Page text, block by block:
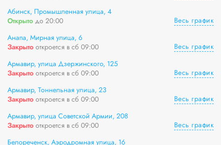
Абинск, Промышленная улица, 4
Открыто до 20:00
Весь график
Анапа, Мирная улица, 6
Закрыто откроется в сб 09:00
Весь график
Армавир, улица Дзержинского, 125
Закрыто откроется в сб 09:00
Весь график
Армавир, Тоннельная улица, 23
Закрыто откроется в сб 09:00
Весь график
Армавир, улица Советской Армии, 208
Закрыто откроется в сб 09:00
Весь график
Белореченск, Аэродромная улица, 16